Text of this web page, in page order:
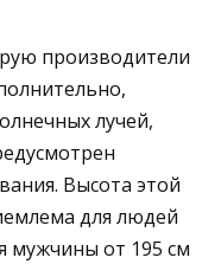
производители
лучей,
Высота этой
для людей
мужчины от 195 см